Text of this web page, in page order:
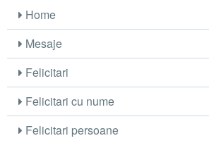
Home
Mesaje
Felicitari
Felicitari cu nume
Felicitari persoane